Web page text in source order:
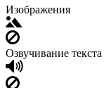
Изображения
Озвучивание текста